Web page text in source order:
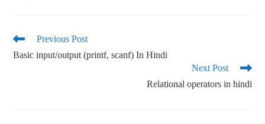
ok r
Previous Post
Basic input/output (printf, scanf) In Hindi
Next Post
Relational operators in hindi